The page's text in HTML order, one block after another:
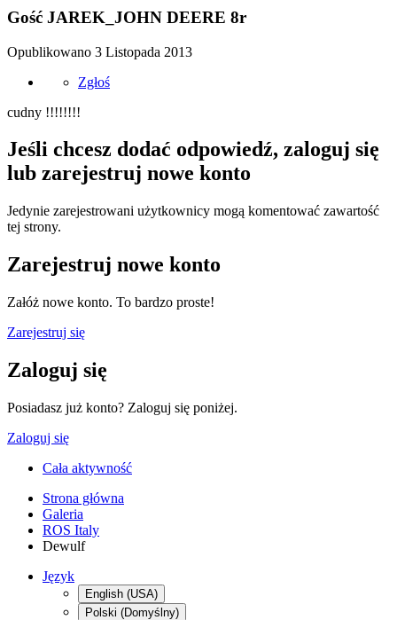
Gość JAREK_JOHN DEERE 8r
Opublikowano 3 Listopada 2013
Zgłoś
cudny !!!!!!!!
Jeśli chcesz dodać odpowiedź, zaloguj się
lub zarejestruj nowe konto
Jedynie zarejestrowani użytkownicy mogą komentować zawartość
tej strony.
Zarejestruj nowe konto
Załóż nowe konto. To bardzo proste!
Zarejestruj się
Zaloguj się
Posiadasz już konto? Zaloguj się poniżej.
Zaloguj się
Cała aktywność
Strona główna
Galeria
ROS Italy
Dewulf
Język
English (USA)
Polski (Domyślny)